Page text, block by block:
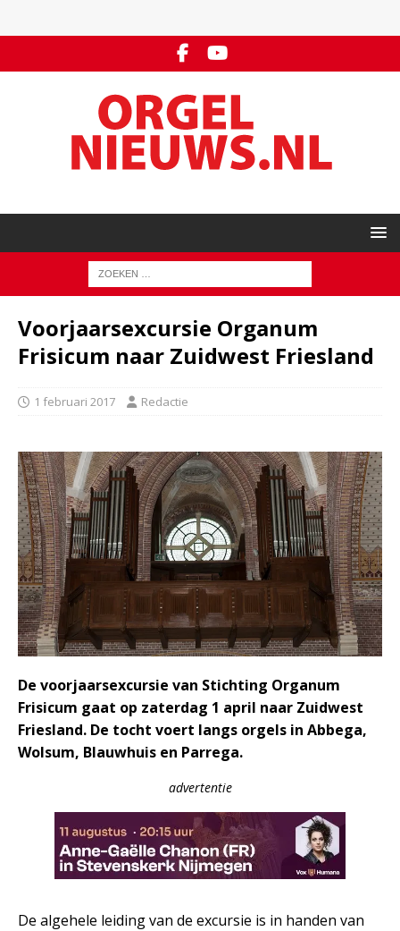
Voorjaarsexcursie Organum
Frisicum naar Zuidwest Friesland
1 februari 2017 Redactie
De voorjaarsexcursie van Stichting Organum
Frisicum gaat op zaterdag 1 april naar Zuidwest
Friesland. De tocht voert langs orgels in Abbega,
Wolsum, Blauwhuis en Parrega.
advertentie
De algehele leiding van de excursie is in handen van